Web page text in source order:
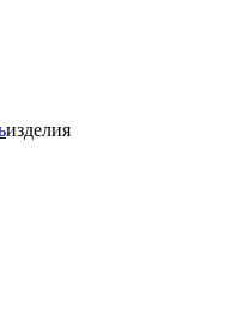
изделия